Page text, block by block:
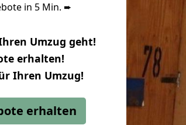
in 5 Min. ➨
Umzug geht!
erhalten!
Ihren Umzug!
erhalten